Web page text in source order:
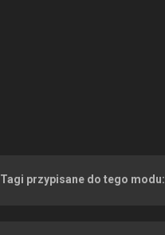
Tagi przypisane do tego modu: